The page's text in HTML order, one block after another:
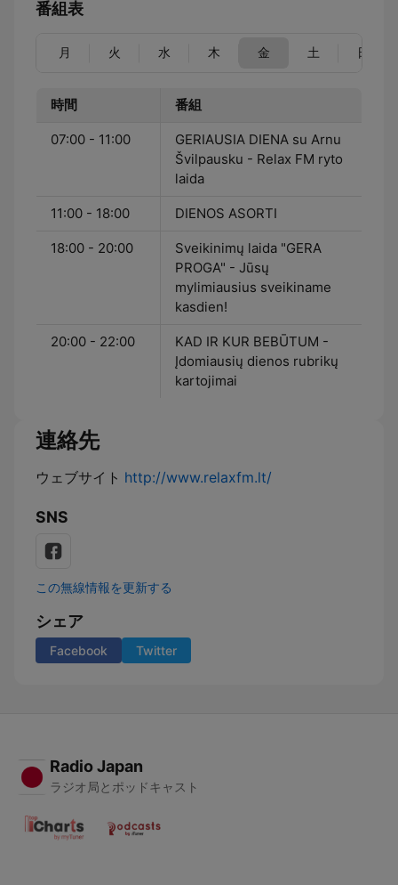
番組表
月 火 水 木 金 土 日
時間 番組
07:00 - 11:00
GERIAUSIA DIENA su Arnu
Švilpausku - Relax FM ryto
laida
11:00 - 18:00 DIENOS ASORTI
18:00 - 20:00
Sveikinimų laida "GERA
PROGA" - Jūsų
mylimiausius sveikiname
kasdien!
20:00 - 22:00
KAD IR KUR BEBŪTUM -
Įdomiausių dienos rubrikų
kartojimai
連絡先
ウェブサイト http://www.relaxfm.lt/
SNS
この無線情報を更新する
シェア
Facebook Twitter
Radio Japan
ラジオ局とポッドキャスト